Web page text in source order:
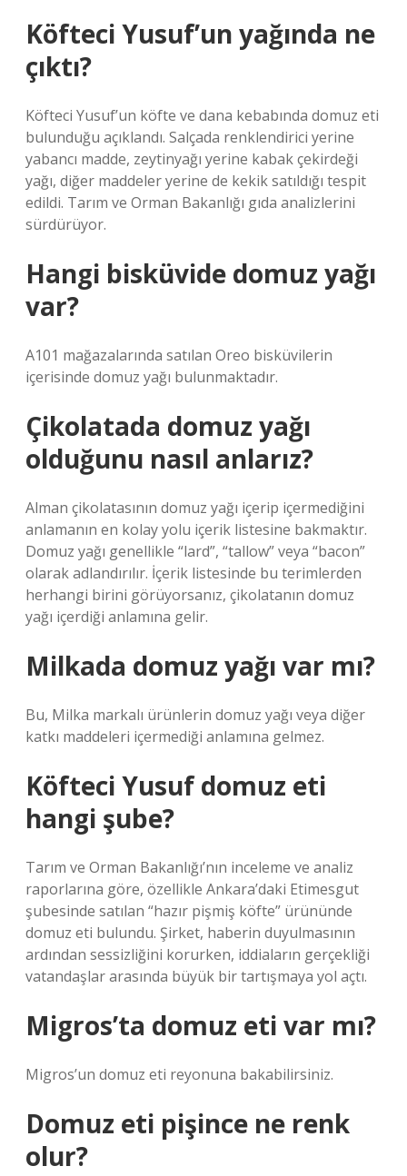
Köfteci Yusuf’un yağında ne
çıktı?
Köfteci Yusuf’un köfte ve dana kebabında domuz eti
bulunduğu açıklandı. Salçada renklendirici yerine
yabancı madde, zeytinyağı yerine kabak çekirdeği
yağı, diğer maddeler yerine de kekik satıldığı tespit
edildi. Tarım ve Orman Bakanlığı gıda analizlerini
sürdürüyor.
Hangi bisküvide domuz yağı
var?
A101 mağazalarında satılan Oreo bisküvilerin
içerisinde domuz yağı bulunmaktadır.
Çikolatada domuz yağı
olduğunu nasıl anlarız?
Alman çikolatasının domuz yağı içerip içermediğini
anlamanın en kolay yolu içerik listesine bakmaktır.
Domuz yağı genellikle “lard”, “tallow” veya “bacon”
olarak adlandırılır. İçerik listesinde bu terimlerden
herhangi birini görüyorsanız, çikolatanın domuz
yağı içerdiği anlamına gelir.
Milkada domuz yağı var mı?
Bu, Milka markalı ürünlerin domuz yağı veya diğer
katkı maddeleri içermediği anlamına gelmez.
Köfteci Yusuf domuz eti
hangi şube?
Tarım ve Orman Bakanlığı’nın inceleme ve analiz
raporlarına göre, özellikle Ankara’daki Etimesgut
şubesinde satılan “hazır pişmiş köfte” ürününde
domuz eti bulundu. Şirket, haberin duyulmasının
ardından sessizliğini korurken, iddiaların gerçekliği
vatandaşlar arasında büyük bir tartışmaya yol açtı.
Migros’ta domuz eti var mı?
Migros’un domuz eti reyonuna bakabilirsiniz.
Domuz eti pişince ne renk
olur?